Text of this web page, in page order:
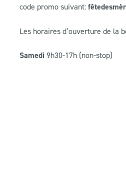
code promo suivant:
Les horaires d’ouverture de la
Samedi 9h30-17h (non-stop)